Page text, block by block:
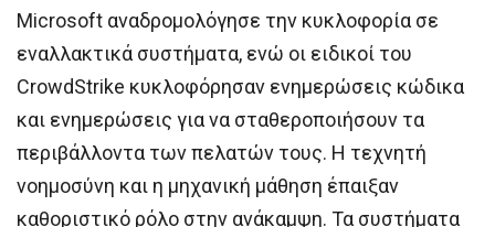
Microsoft αναδρομολόγησε την κυκλοφορία σε
εναλλακτικά συστήματα, ενώ οι ειδικοί του
CrowdStrike κυκλοφόρησαν ενημερώσεις κώδικα
και ενημερώσεις για να σταθεροποιήσουν τα
περιβάλλοντα των πελατών τους. Η τεχνητή
νοημοσύνη και η μηχανική μάθηση έπαιξαν
καθοριστικό ρόλο στην ανάκαμψη. Τα συστήματα